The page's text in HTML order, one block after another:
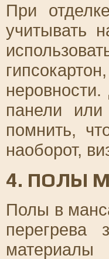
При
учитывать
панели
помнить,
наоборот,
4. ПОЛЫ
Полы в
перегрева